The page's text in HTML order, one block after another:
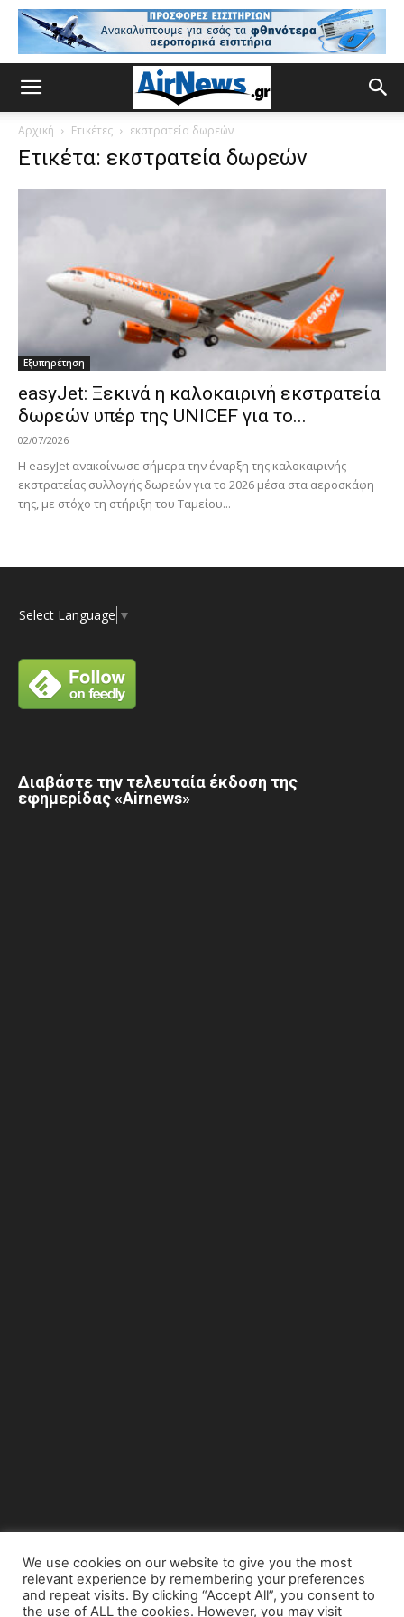
Αρχική Ετικέτες εκστρατεία δωρεών
Ετικέτα: εκστρατεία δωρεών
Εξυπηρέτηση
easyJet: Ξεκινά η καλοκαιρινή εκστρατεία
δωρεών υπέρ της UNICEF για το...
02/07/2026
Η easyJet ανακοίνωσε σήμερα την έναρξη της καλοκαιρινής
εκστρατείας συλλογής δωρεών για το 2026 μέσα στα αεροσκάφη
της, με στόχο τη στήριξη του Ταμείου...
Select Language ▼
Διαβάστε την τελευταία έκδοση της
εφημερίδας «Airnews»
© Copyright 2015 - www.airnews.gr
We use cookies on our website to give you the most
relevant experience by remembering your preferences
and repeat visits. By clicking “Accept All”, you consent to
the use of ALL the cookies. However, you may visit